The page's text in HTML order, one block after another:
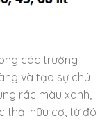
các trường
và tạo sự chú
rác màu xanh,
thải hữu cơ, từ đó